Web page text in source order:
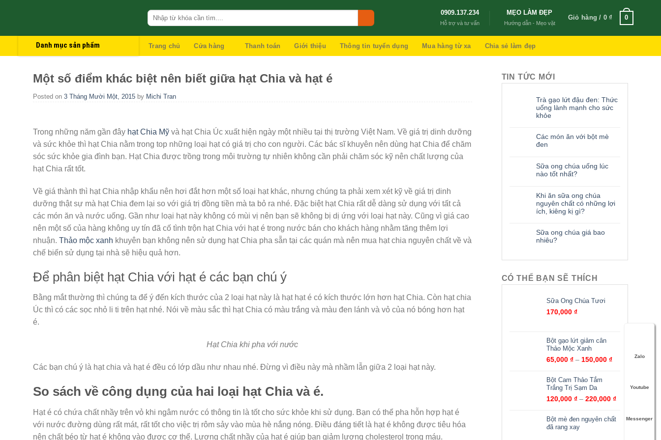
0909.137.234
Hỗ trợ và tư vấn
MẸO LÀM ĐẸP
Hướng dẫn - Mẹo vặt
Giỏ hàng / 0₫ 0
Danh mục sản phẩm Trang chủ Cửa hàng Thanh toán Giới thiệu Thông tin tuyển dụng Mua hàng từ xa Chia sẻ làm đẹp
Một số điểm khác biệt nên biết giữa hạt Chia và hạt é
Posted on 3 Tháng Mười Một, 2015 by Michi Tran
Trong những năm gần đây hạt Chia Mỹ và hạt Chia Úc xuất hiện ngày một nhiều tại thị trường Việt Nam. Về giá trị dinh dưỡng
và sức khỏe thì hạt Chia nằm trong top những loại hạt có giá trị cho con người. Các bác sĩ khuyên nên dùng hạt Chia để chăm
sóc sức khỏe gia đình bạn. Hạt Chia được trồng trong môi trường tự nhiên không cần phải chăm sóc kỹ nên chất lượng của
hạt Chia rất tốt.
Về giá thành thì hạt Chia nhập khẩu nên hơi đắt hơn một số loại hạt khác, nhưng chúng ta phải xem xét kỹ về giá trị dinh
dưỡng thật sự mà hạt Chia đem lại so với giá trị đồng tiền mà ta bỏ ra nhé. Đặc biệt hạt Chia rất dễ dàng sử dụng với tất cả
các món ăn và nước uống. Gần như loại hạt này không có mùi vị nên bạn sẽ không bị dị ứng với loại hạt này. Cũng vì giá cao
nên một số của hàng không uy tín đã cố tình trộn hạt Chia với hạt é trong nước bán cho khách hàng nhằm tăng thêm lợi
nhuận. Thảo mộc xanh khuyên bạn không nên sử dụng hạt Chia pha sẵn tại các quán mà nên mua hạt chia nguyên chất về và
chế biến sử dụng tại nhà sẽ hiệu quả hơn.
Để phân biệt hạt Chia với hạt é các bạn chú ý
Bằng mắt thường thì chúng ta để ý đến kích thước của 2 loại hạt này là hạt hạt é có kích thước lớn hơn hạt Chia. Còn hạt chia
Úc thì có các sọc nhỏ li ti trên hạt nhé. Nói về màu sắc thì hạt Chia có màu trắng và màu đen lánh và vỏ của nó bóng hơn hạt
é.
Hạt Chia khi pha với nước
Các bạn chú ý là hạt chia và hạt é đều có lớp dầu như nhau nhé. Đừng vì điều này mà nhầm lẫn giữa 2 loại hạt này.
So sách về công dụng của hai loại hạt Chia và é.
Hạt é có chứa chất nhầy trên vỏ khi ngâm nước có thông tin là tốt cho sức khỏe khi sử dụng. Bạn có thể pha hỗn hợp hạt é
với nước đường dùng rất mát, rất tốt cho việc trị rôm sảy vào mùa hè nắng nóng. Điều đáng tiết là hạt é không được tiêu hóa
nên chất béo từ hạt é không vào được cơ thể. Lượng chất nhầy của hạt é giúp bạn giảm lượng cholesterol trong máu.
TIN TỨC MỚI
Trà gạo lứt đậu đen: Thức
uống lành mạnh cho sức
khỏe
Các món ăn với bột mè
đen
Sữa ong chúa uống lúc
nào tốt nhất?
Khi ăn sữa ong chúa
nguyên chất có những lợi
ích, kiêng kị gì?
Sữa ong chúa giá bao
nhiêu?
CÓ THỂ BẠN SẼ THÍCH
Sữa Ong Chúa Tươi
170,000 ₫
Bột gạo lứt giảm cân
Thảo Mộc Xanh
65,000 ₫– 150,000 ₫
Bột Cam Thảo Tắm
Trắng Trị Sạm Da
120,000 ₫– 220,000 ₫
Bột mè đen nguyên chất
đã rang xay
Zalo
Youtube
Messenger